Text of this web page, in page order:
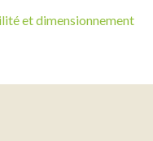
et dimensionnement